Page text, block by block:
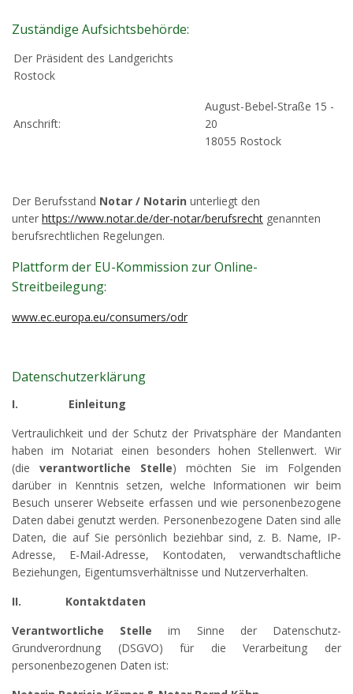
Zuständige Aufsichtsbehörde:
Der Präsident des Landgerichts
Rostock
Anschrift:
August-Bebel-Straße 15 -
20
18055 Rostock
Der Berufsstand Notar / Notarin unterliegt den
unter https://www.notar.de/der-notar/berufsrecht genannten
berufsrechtlichen Regelungen.
Plattform der EU-Kommission zur Online-
Streitbeilegung:
www.ec.europa.eu/consumers/odr
Datenschutzerklärung
I. Einleitung
Vertraulichkeit und der Schutz der Privatsphäre der Mandanten
haben im Notariat einen besonders hohen Stellenwert. Wir
(die verantwortliche Stelle) möchten Sie im Folgenden
darüber in Kenntnis setzen, welche Informationen wir beim
Besuch unserer Webseite erfassen und wie personenbezogene
Daten dabei genutzt werden. Personenbezogene Daten sind alle
Daten, die auf Sie persönlich beziehbar sind, z. B. Name, IP-
Adresse, E-Mail-Adresse, Kontodaten, verwandtschaftliche
Beziehungen, Eigentumsverhältnisse und Nutzerverhalten.
II. Kontaktdaten
Verantwortliche Stelle im Sinne der Datenschutz-
Grundverordnung (DSGVO) für die Verarbeitung der
personenbezogenen Daten ist: